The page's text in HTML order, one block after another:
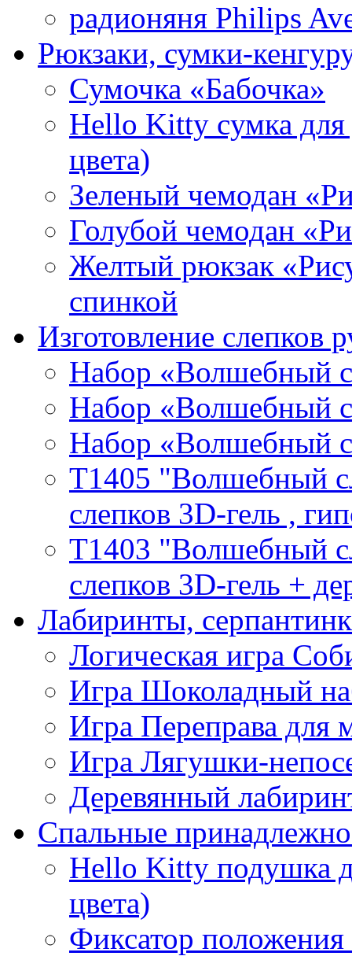
радионяня Philips
Рюкзаки, сумки-
Сумочка «Бабочка»
Hello Kitty cумка для
цвета)
Зеленый чемодан
Голубой чемодан
Желтый рюкзак
спинкой
Изготовление слепков
Набор «Волшебный
Набор «Волшебный
Набор «Волшебный
T1405 "Волшебный
слепков 3D-гель ,
T1403 "Волшебный
слепков 3D-гель +
Лабиринты,
Логическая игра
Игра Шоколадный
Игра Переправа для
Игра Лягушки-
Деревянный
Спальные
Hello Kitty подушка
цвета)
Фиксатор